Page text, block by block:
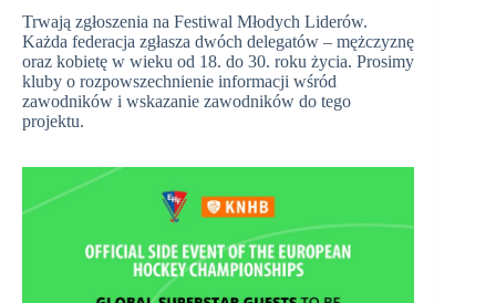
Trwają zgłoszenia na Festiwal Młodych Liderów.
Każda federacja zgłasza dwóch delegatów – mężczyznę
oraz kobietę w wieku od 18. do 30. roku życia. Prosimy
kluby o rozpowszechnienie informacji wśród
zawodników i wskazanie zawodników do tego
projektu.